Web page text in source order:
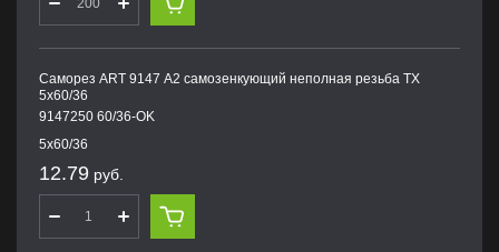
Саморез ART 9147 А2 самозенкующий неполная резьба TX
5х60/36
9147250 60/36-OK
5х60/36
12.79 руб.